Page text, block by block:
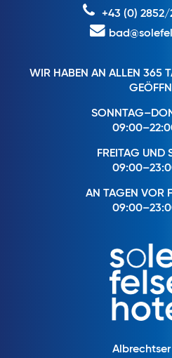
+43 (0)
WIR HABEN AN ALLEN 365
FREITAG UND
AN TAGEN VOR
Albrechtser